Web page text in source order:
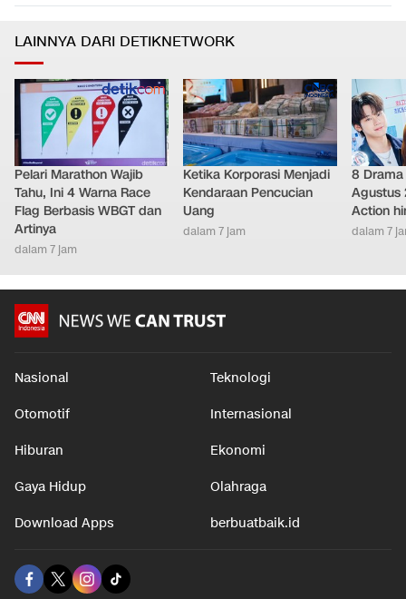
LAINNYA DARI DETIKNETWORK
Pelari Marathon Wajib
Tahu, Ini 4 Warna Race
Flag Berbasis WBGT dan
Artinya
dalam 7 jam
Ketika Korporasi Menjadi
Kendaraan Pencucian
Uang
dalam 7 jam
8 Drama
Agustus
Action
dalam 7
Nasional Teknologi
Otomotif Internasional
Hiburan Ekonomi
Gaya Hidup Olahraga
Download Apps berbuatbaik.id